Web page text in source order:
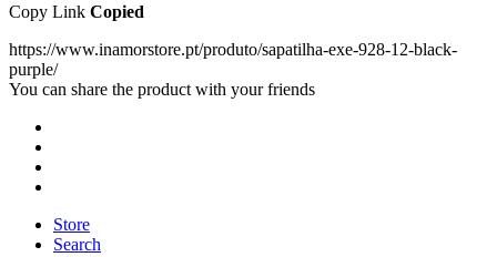
Copy Link Copied
https://www.inamorstore.pt/produto/sapatilha-exe-928-12-black-
purple/
You can share the product with your friends
Store
Search